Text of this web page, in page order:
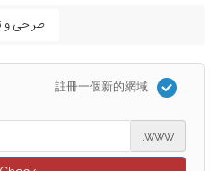
註冊一個新的網域
www.